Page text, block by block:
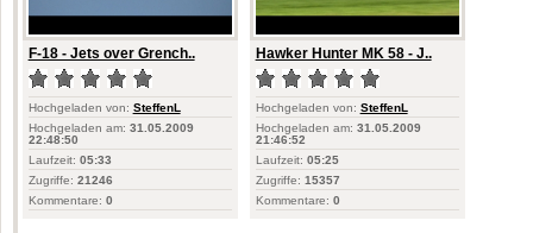
F-18 - Jets over Grench..
Hochgeladen von: SteffenL
Hochgeladen am: 31.05.2009
22:48:50
Laufzeit: 05:33
Zugriffe: 21246
Kommentare: 0
Hawker Hunter MK 58 - J..
Hochgeladen von: SteffenL
Hochgeladen am: 31.05.2009
21:46:52
Laufzeit: 05:25
Zugriffe: 15357
Kommentare: 0